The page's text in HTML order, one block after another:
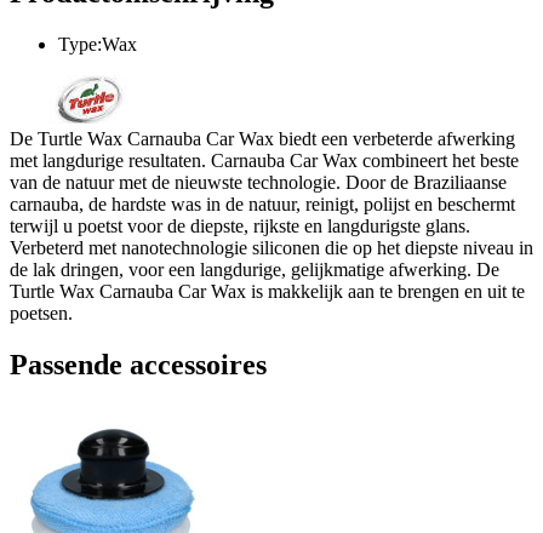
Type:Wax
De Turtle Wax Carnauba Car Wax biedt een verbeterde afwerking
met langdurige resultaten. Carnauba Car Wax combineert het beste
van de natuur met de nieuwste technologie. Door de Braziliaanse
carnauba, de hardste was in de natuur, reinigt, polijst en beschermt
terwijl u poetst voor de diepste, rijkste en langdurigste glans.
Verbeterd met nanotechnologie siliconen die op het diepste niveau in
de lak dringen, voor een langdurige, gelijkmatige afwerking. De
Turtle Wax Carnauba Car Wax is makkelijk aan te brengen en uit te
poetsen.
Passende accessoires